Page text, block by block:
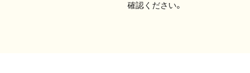
確認ください。